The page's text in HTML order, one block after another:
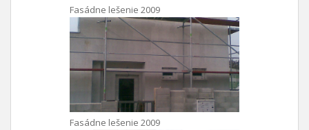
Fasádne lešenie 2009
Fasádne lešenie 2009